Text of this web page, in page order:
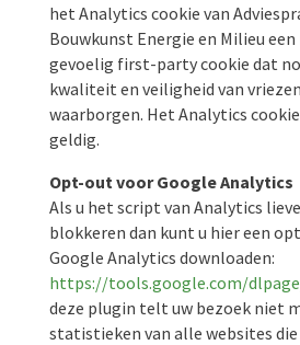
het Analytics cookie van
Bouwkunst Energie en Milieu
gevoelig first-party cookie dat
kwaliteit en veiligheid van
waarborgen. Het Analytics
geldig.
Opt-out voor Google Analytics
Als u het script van Analytics
blokkeren dan kunt u hier een
Google Analytics downloaden:
https://tools.google.com/
deze plugin telt uw bezoek niet
statistieken van alle websites